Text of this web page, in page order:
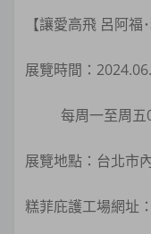
【讓愛高飛 呂阿福
展覽時間：
每周一至周五
展覽地點：台北市
糕菲庇護工場網